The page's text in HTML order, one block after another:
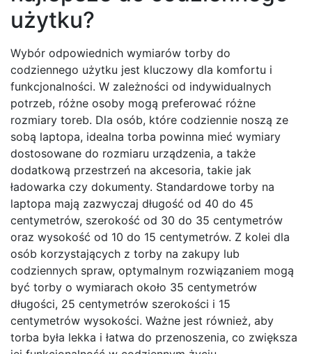
użytku?
Wybór odpowiednich wymiarów torby do
codziennego użytku jest kluczowy dla komfortu i
funkcjonalności. W zależności od indywidualnych
potrzeb, różne osoby mogą preferować różne
rozmiary toreb. Dla osób, które codziennie noszą ze
sobą laptopa, idealna torba powinna mieć wymiary
dostosowane do rozmiaru urządzenia, a także
dodatkową przestrzeń na akcesoria, takie jak
ładowarka czy dokumenty. Standardowe torby na
laptopa mają zazwyczaj długość od 40 do 45
centymetrów, szerokość od 30 do 35 centymetrów
oraz wysokość od 10 do 15 centymetrów. Z kolei dla
osób korzystających z torby na zakupy lub
codziennych spraw, optymalnym rozwiązaniem mogą
być torby o wymiarach około 35 centymetrów
długości, 25 centymetrów szerokości i 15
centymetrów wysokości. Ważne jest również, aby
torba była lekka i łatwa do przenoszenia, co zwiększa